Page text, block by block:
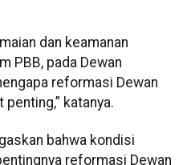
dan keamanan
PBB, pada Dewan
reformasi Dewan
katanya.
bahwa kondisi
reformasi Dewan